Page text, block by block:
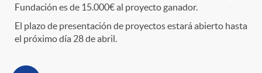
Fundación es de 15.000€ al proyecto ganador.
El plazo de presentación de proyectos estará abierto hasta
el próximo día 28 de abril.